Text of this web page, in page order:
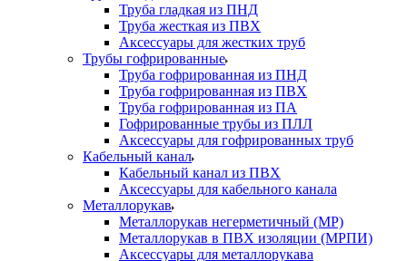
Труба гладкая из ПНД
Труба жесткая из ПВХ
Аксессуары для жестких труб
Трубы гофрированные
Труба гофрированная из ПНД
Труба гофрированная из ПВХ
Труба гофрированная из ПА
Гофрированные трубы из ПЛЛ
Аксессуары для гофрированных труб
Кабельный канал
Кабельный канал из ПВХ
Аксессуары для кабельного канала
Металлорукав
Металлорукав негерметичный (МР)
Металлорукав в ПВХ изоляции (МРПИ)
Аксессуары для металлорукава